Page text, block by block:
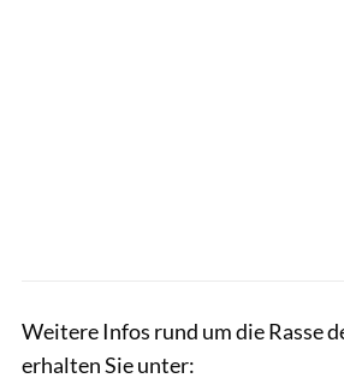
Weitere Infos rund um die Rasse
erhalten Sie unter: